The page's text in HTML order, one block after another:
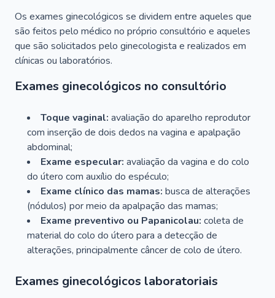
Os exames ginecológicos se dividem entre aqueles que
são feitos pelo médico no próprio consultório e aqueles
que são solicitados pelo ginecologista e realizados em
clínicas ou laboratórios.
Exames ginecológicos no consultório
Toque vaginal: avaliação do aparelho reprodutor
com inserção de dois dedos na vagina e apalpação
abdominal;
Exame especular: avaliação da vagina e do colo
do útero com auxílio do espéculo;
Exame clínico das mamas: busca de alterações
(nódulos) por meio da apalpação das mamas;
Exame preventivo ou Papanicolau: coleta de
material do colo do útero para a detecção de
alterações, principalmente câncer de colo de útero.
Exames ginecológicos laboratoriais